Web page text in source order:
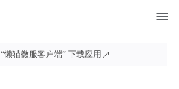
“懒猫微服客户端” 下载应用